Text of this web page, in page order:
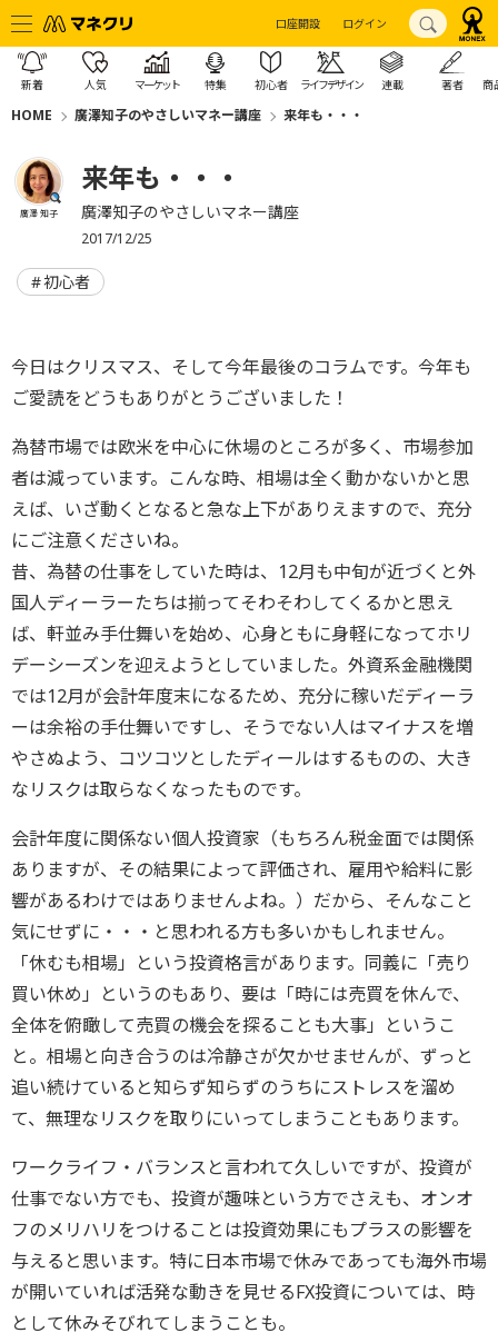
口座開設 ログイン
新着 人気 マーケット 特集 初心者 ライフデザイン 連載 著者 商
HOME 廣澤知子のやさしいマネー講座 来年も・・・
廣澤 知子
来年も・・・
廣澤知子のやさしいマネー講座
2017/12/25
初心者
今日はクリスマス、そして今年最後のコラムです。今年も
ご愛読をどうもありがとうございました！
為替市場では欧米を中心に休場のところが多く、市場参加
者は減っています。こんな時、相場は全く動かないかと思
えば、いざ動くとなると急な上下がありえますので、充分
にご注意くださいね。
昔、為替の仕事をしていた時は、12月も中旬が近づくと外
国人ディーラーたちは揃ってそわそわしてくるかと思え
ば、軒並み手仕舞いを始め、心身ともに身軽になってホリ
デーシーズンを迎えようとしていました。外資系金融機関
では12月が会計年度末になるため、充分に稼いだディーラ
ーは余裕の手仕舞いですし、そうでない人はマイナスを増
やさぬよう、コツコツとしたディールはするものの、大き
なリスクは取らなくなったものです。
会計年度に関係ない個人投資家（もちろん税金面では関係
ありますが、その結果によって評価され、雇用や給料に影
響があるわけではありませんよね。）だから、そんなこと
気にせずに・・・と思われる方も多いかもしれません。
「休むも相場」という投資格言があります。同義に「売り
買い休め」というのもあり、要は「時には売買を休んで、
全体を俯瞰して売買の機会を探ることも大事」というこ
と。相場と向き合うのは冷静さが欠かせませんが、ずっと
追い続けていると知らず知らずのうちにストレスを溜め
て、無理なリスクを取りにいってしまうこともあります。
ワークライフ・バランスと言われて久しいですが、投資が
仕事でない方でも、投資が趣味という方でさえも、オンオ
フのメリハリをつけることは投資効果にもプラスの影響を
与えると思います。特に日本市場で休みであっても海外市場
が開いていれば活発な動きを見せるFX投資については、時
として休みそびれてしまうことも。